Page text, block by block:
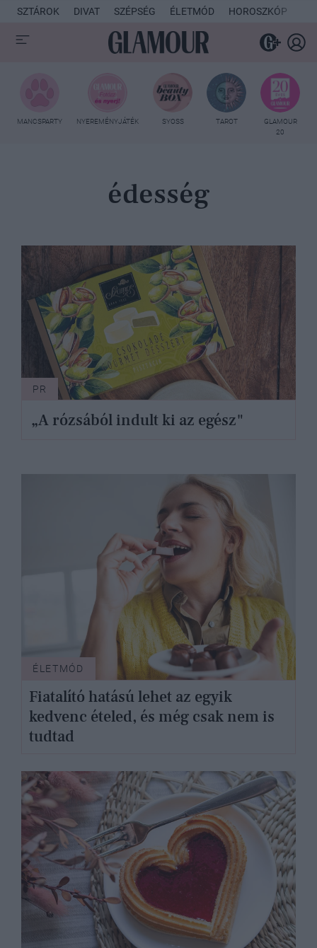
SZTÁROK DIVAT SZÉPSÉG ÉLETMÓD HOROSZKÓP
MANCSPARTY NYEREMÉNYJÁTÉK SYOSS TAROT
GLAMOUR
20
édesség
PR
„A rózsából indult ki az egész"
ÉLETMÓD
Fiatalító hatású lehet az egyik
kedvenc ételed, és még csak nem is
tudtad